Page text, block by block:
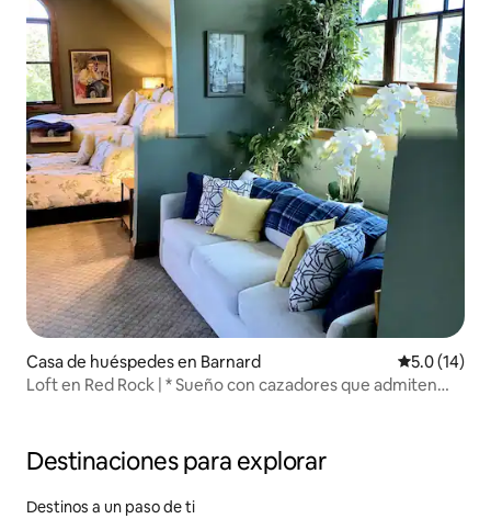
Casa de huéspedes en Barnard Calificación
5.0 (14)
Loft en Red Rock | * Sueño con cazadores que admiten
Destinaciones para explorar
Destinos a un paso de ti